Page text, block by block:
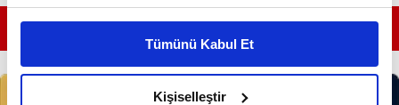
Bu çerezlere izin vermeniz halinde sizlere özel
daha iyi reklam deneyimi yaşatabiliriz. Bunu yaparken
amacımızın size daha iyi bir reklam deneyimi sunmak
olduğunu ve sizlere en iyi içerikleri sunabilmek adına
Tümünü Kabul Et
Kişiselleştir